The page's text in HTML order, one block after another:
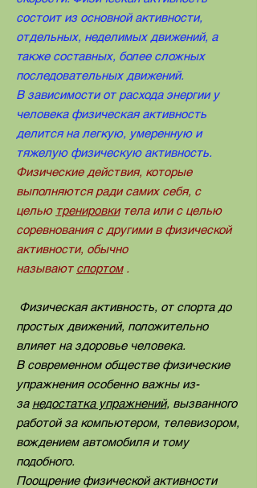
состоит из основной активности,
отдельных, неделимых движений, а
также составных, более сложных
последовательных движений.
В зависимости от расхода энергии у
человека физическая активность
делится на легкую, умеренную и
тяжелую физическую активность.
Физические действия, которые
выполняются ради самих себя, с
целью тренировкитела или с целью
соревнования с другими в физической
активности, обычно
называют спортом.
Физическая активность, от спорта до
простых движений, положительно
влияет на здоровье человека.
В современном обществе физические
упражнения особенно важны из-
за недостатка упражнений, вызванного
работой за компьютером, телевизором,
вождением автомобиля и тому
подобного.
Поощрение физической активности